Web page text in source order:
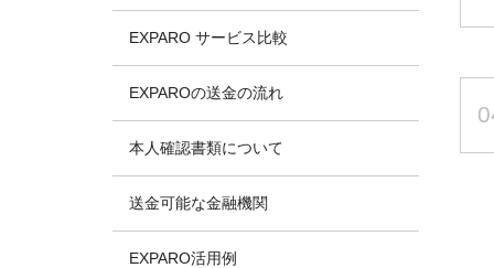
EXPARO サービス比較
EXPAROの送金の流れ
本人確認書類について
送金可能な金融機関
EXPARO活用例